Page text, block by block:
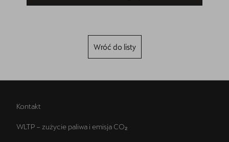
Wróć do listy
Kontakt
WLTP – zużycie paliwa i emisja CO₂